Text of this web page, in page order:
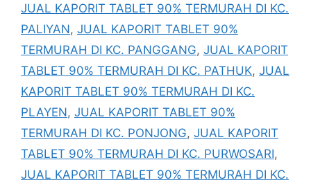
JUAL KAPORIT TABLET 90% TERMURAH DI KC.
PALIYAN, JUAL KAPORIT TABLET 90%
TERMURAH DI KC. PANGGANG, JUAL KAPORIT
TABLET 90% TERMURAH DI KC. PATHUK, JUAL
KAPORIT TABLET 90% TERMURAH DI KC.
PLAYEN, JUAL KAPORIT TABLET 90%
TERMURAH DI KC. PONJONG, JUAL KAPORIT
TABLET 90% TERMURAH DI KC. PURWOSARI,
JUAL KAPORIT TABLET 90% TERMURAH DI KC.